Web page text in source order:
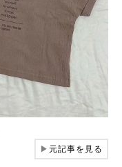
▶元記事を見る